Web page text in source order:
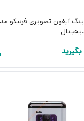
آیفون تصویری فربیکو